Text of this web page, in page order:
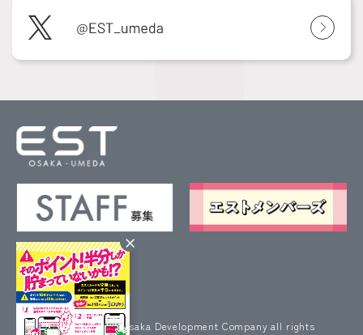
×
プライバシーポリシー
サイトポリシー
サイトマップ
お問い合わせ
企業情報
Copyright(c) JR West Osaka Development Company all rights